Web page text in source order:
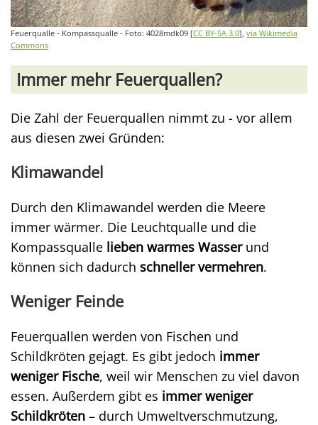
Feuerqualle - Kompassqualle - Foto: 4028mdk09 [CC BY-SA 3.0], via Wikimedia
Commons
Immer mehr Feuerquallen?
Die Zahl der Feuerquallen nimmt zu - vor allem
aus diesen zwei Gründen:
Klimawandel
Durch den Klimawandel werden die Meere
immer wärmer. Die Leuchtqualle und die
Kompassqualle lieben warmes Wasserund
können sich dadurch schneller vermehren.
Weniger Feinde
Feuerquallen werden von Fischen und
Schildkröten gejagt. Es gibt jedoch immer
weniger Fische, weil wir Menschen zu viel davon
essen. Außerdem gibt es immer weniger
Schildkröten – durch Umweltverschmutzung,